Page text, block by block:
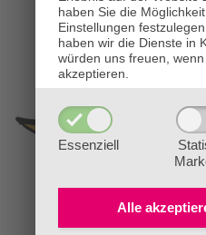
haben Sie die
Einstellungen
haben wir die Dienste in
würden uns freuen,
akzeptieren.
Essenziell
Alle